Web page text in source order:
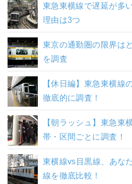
東急東横線で遅延が多
理由は3つ
東京の通勤圏の限界は
を調査
【休日編】東急東横線
徹底的に調査！
【朝ラッシュ】東急東
帯・区間ごとに調査！
東横線vs目黒線、あな
線を徹底比較！